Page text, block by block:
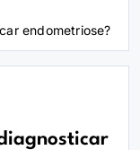
endometriose?